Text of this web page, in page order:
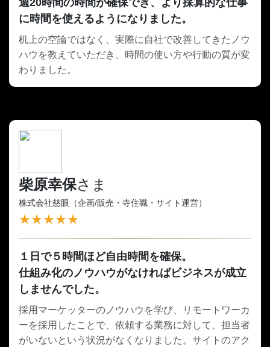
週20時間の時間が確保でき、より採算的な仕事
に時間を使えるようになりました。
机上の空論ではなく、実際に自社で改善してきたノウ
ハウを教えていただき、時間の使い方や行動の質が変
わりました。
柴原幸保さま
株式会社慈眼（企画/販売・寺住職・サイト運営）
★★★★★
１日で５時間ほど自由時間を確保。
仕組み化のノウハウがなければビジネスが成立
しませんでした。
採用マーケッターのノウハウを学び、リモートワーカ
ーを採用したことで、依頼する業務に対して、担当者
がいないという状況がなくなりました。サイトのアク